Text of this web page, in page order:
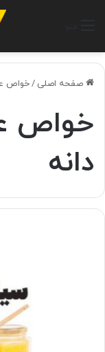
صفحه اصلی /خواص
خواص
دانه